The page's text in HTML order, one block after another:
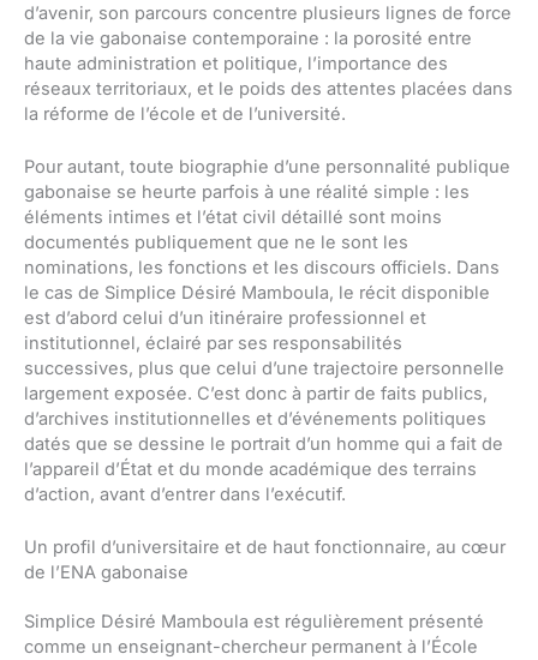
d’avenir, son parcours concentre plusieurs lignes de force
de la vie gabonaise contemporaine : la porosité entre
haute administration et politique, l’importance des
réseaux territoriaux, et le poids des attentes placées dans
la réforme de l’école et de l’université.
Pour autant, toute biographie d’une personnalité publique
gabonaise se heurte parfois à une réalité simple : les
éléments intimes et l’état civil détaillé sont moins
documentés publiquement que ne le sont les
nominations, les fonctions et les discours officiels. Dans
le cas de Simplice Désiré Mamboula, le récit disponible
est d’abord celui d’un itinéraire professionnel et
institutionnel, éclairé par ses responsabilités
successives, plus que celui d’une trajectoire personnelle
largement exposée. C’est donc à partir de faits publics,
d’archives institutionnelles et d’événements politiques
datés que se dessine le portrait d’un homme qui a fait de
l’appareil d’État et du monde académique des terrains
d’action, avant d’entrer dans l’exécutif.
Un profil d’universitaire et de haut fonctionnaire, au cœur
de l’ENA gabonaise
Simplice Désiré Mamboula est régulièrement présenté
comme un enseignant-chercheur permanent à l’École